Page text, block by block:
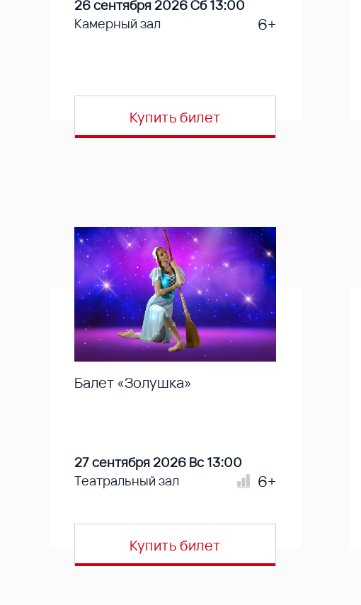
26 сентября 2026 Сб 13:00
Камерный зал
6+
Купить билет
Балет «Золушка»
27 сентября 2026 Вс 13:00
Театральный зал
6+
Купить билет